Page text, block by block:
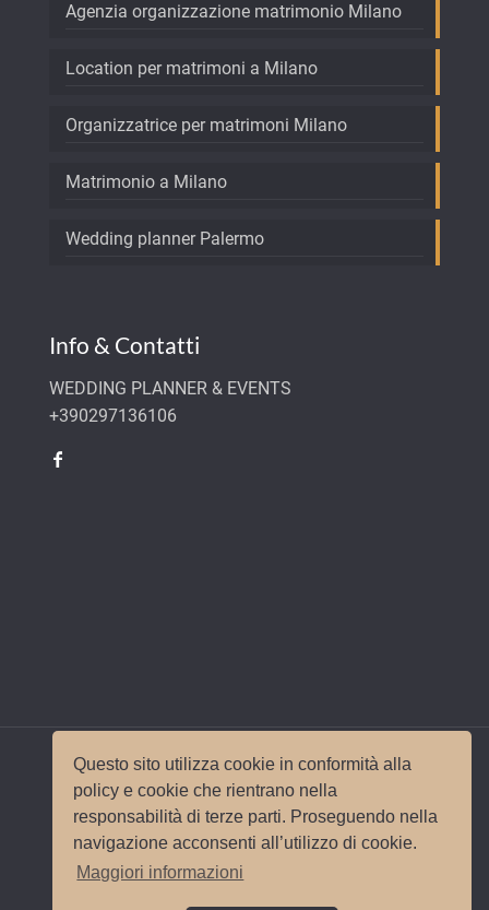
Questo sito utilizza cookie in conformità alla
policy e cookie che rientrano nella
responsabilità di terze parti. Proseguendo nella
navigazione acconsenti all’utilizzo di cookie.
Maggiori informazioni
Agenzia organizzazione matrimonio Milano
Location per matrimoni a Milano
Organizzatrice per matrimoni Milano
Matrimonio a Milano
Wedding planner Palermo
Info & Contatti
WEDDING PLANNER & EVENTS
+390297136106
© 2017 Wedding Planner Milano Italy |Mappa del
sito|Privacy e Cookie PolicySito e
posizionamento realizzato dall'